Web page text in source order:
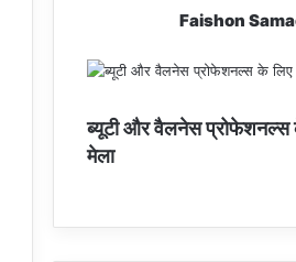
Faishon
ब्यूटी और वैलनेस प्रोफेशनल्स
मेला